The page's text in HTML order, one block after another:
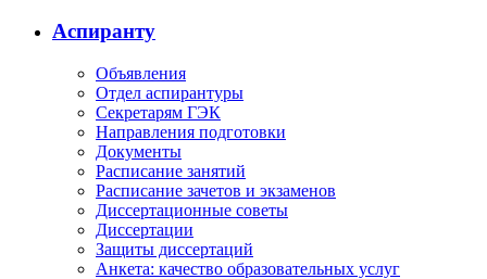
Аспиранту
Объявления
Отдел аспирантуры
Секретарям ГЭК
Направления подготовки
Документы
Расписание занятий
Расписание зачетов и экзаменов
Диссертационные советы
Диссертации
Защиты диссертаций
Анкета: качество образовательных услуг